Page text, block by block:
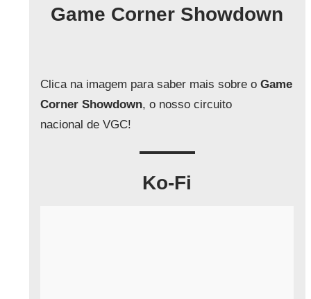
Game Corner Showdown
Clica na imagem para saber mais sobre oGame
Corner Showdown, o nosso circuito
nacional de VGC!
Ko-Fi